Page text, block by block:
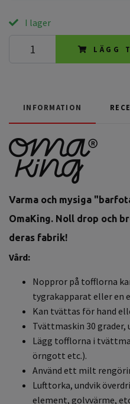
I lager
LÄGG
INFORMATION
Varma och mysiga
OmaKing. Noll drop och
deras fabrik!
Vård:
Noppror på tofflorna
tygrakapparat eller en
Kan tvättas för hand
Tvättmaskin 30
Lägg tofflorna i
örngott etc.).
Använd ett milt
Lufttorka, undvik
element, golvvärme,